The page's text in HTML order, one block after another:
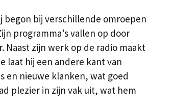
begon bij verschillende omroepen
programma’s vallen op door
zijn werk op de radio maakt
laat hij een andere kant van
en nieuwe klanken, wat goed
plezier in zijn vak uit, wat hem